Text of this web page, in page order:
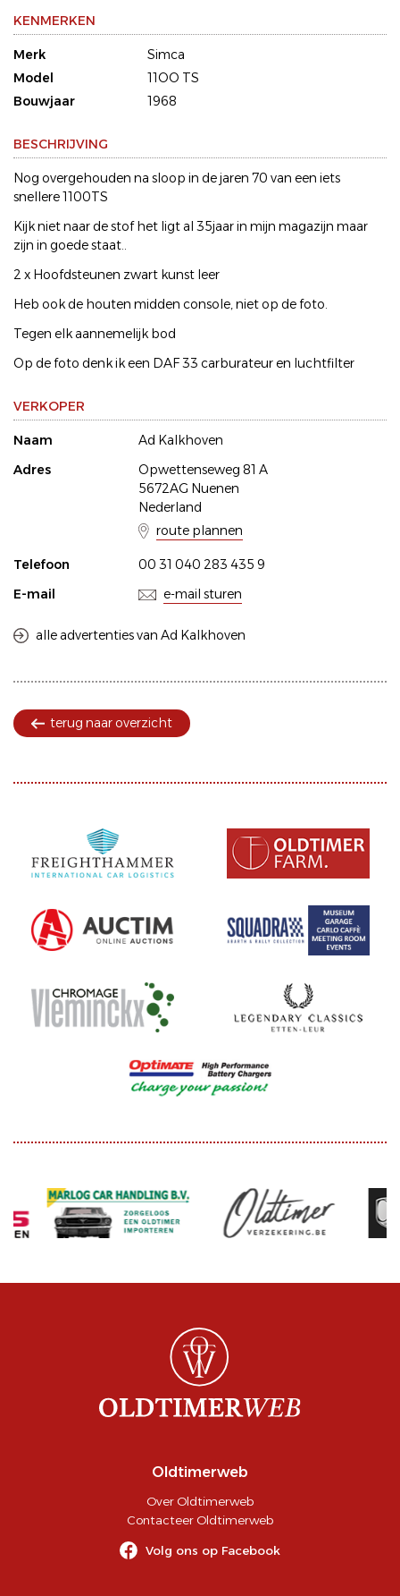
KENMERKEN
Merk
Simca
Model
11OO TS
Bouwjaar
1968
BESCHRIJVING
Nog overgehouden na sloop in de jaren 70 van een iets
snellere 1100TS
Kijk niet naar de stof het ligt al 35jaar in mijn magazijn maar
zijn in goede staat..
2 x Hoofdsteunen zwart kunst leer
Heb ook de houten midden console, niet op de foto.
Tegen elk aannemelijk bod
Op de foto denk ik een DAF 33 carburateur en luchtfilter
VERKOPER
Naam
Ad Kalkhoven
Adres
Opwettenseweg 81 A
5672AG Nuenen
Nederland
route plannen
Telefoon
00 31 040 283 435 9
E-mail
e-mail sturen
alle advertenties van Ad Kalkhoven
terug naar overzicht
Oldtimerweb
Over Oldtimerweb
Contacteer Oldtimerweb
Volg ons op Facebook